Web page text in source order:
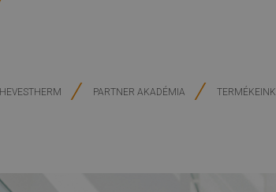
HEVESTHERM PARTNER AKADÉMIA TERMÉKEINK